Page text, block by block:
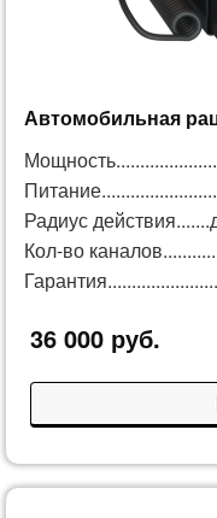
Автомобильная
Радиус
Кол-во
36 000 руб.